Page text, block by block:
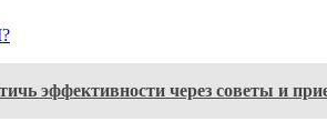
эффективности через советы и